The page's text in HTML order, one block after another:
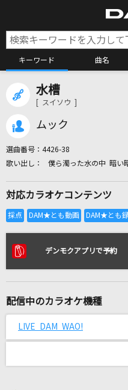
キーワード 曲名
全
リアルタイムで
[生音]ミュージック・ア
[プロオケ]ray
水槽
[ スイソウ ]
ムック
選曲番号： 4426-38
僕ら濁った水の中 暗い
対応カラオケコンテンツ
デンモクアプリで予約
配信中のカラオケ機種
LIVE DAM WAO!